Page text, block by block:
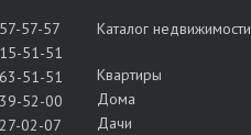
57-57
51-51
51-51
52-00
02-07
Каталог недвижимости
Квартиры
Дома
Дачи